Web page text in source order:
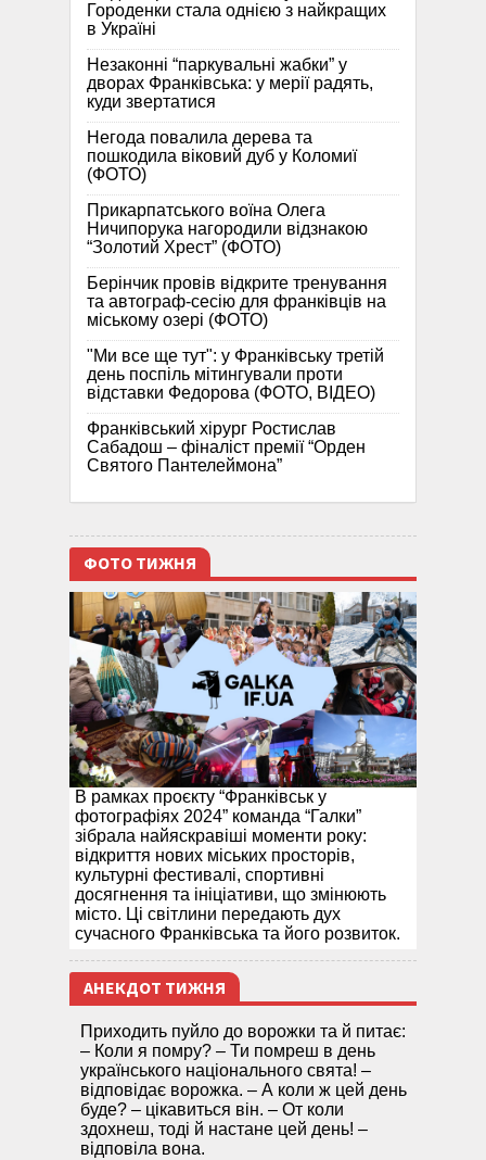
Городенки стала однією з найкращих
в Україні
Незаконні “паркувальні жабки” у
дворах Франківська: у мерії радять,
куди звертатися
Негода повалила дерева та
пошкодила віковий дуб у Коломиї
(ФОТО)
Прикарпатського воїна Олега
Ничипорука нагородили відзнакою
“Золотий Хрест” (ФОТО)
Берінчик провів відкрите тренування
та автограф-сесію для франківців на
міському озері (ФОТО)
"Ми все ще тут": у Франківську третій
день поспіль мітингували проти
відставки Федорова (ФОТО, ВІДЕО)
Франківський хірург Ростислав
Сабадош – фіналіст премії “Орден
Святого Пантелеймона”
ФОТО ТИЖНЯ
В рамках проєкту “Франківськ у
фотографіях 2024” команда “Галки”
зібрала найяскравіші моменти року:
відкриття нових міських просторів,
культурні фестивалі, спортивні
досягнення та ініціативи, що змінюють
місто. Ці світлини передають дух
сучасного Франківська та його розвиток.
АНЕКДОТ ТИЖНЯ
Приходить пуйло до ворожки та й питає:
– Коли я помру? – Ти помреш в день
українського національного свята! –
відповідає ворожка. – А коли ж цей день
буде? – цікавиться він. – От коли
здохнеш, тоді й настане цей день! –
відповіла вона.